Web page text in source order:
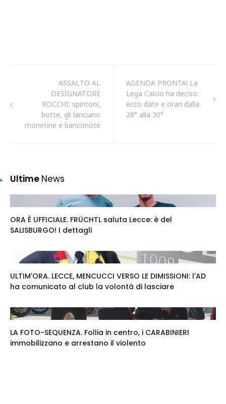
ASSALTO AL
DESIGNATORE
ROCCHI: spintoni,
botte, gli lanciano
monetine e banconote
AGENDA PRONTA! La
Lega Calcio ha deciso:
ecco date e orari dalla
28° alla 30°
Ultime News
ORA È UFFICIALE. FRÜCHTL saluta Lecce: è del
SALISBURGO! I dettagli
ULTIM'ORA. LECCE, MENCUCCI VERSO LE DIMISSIONI: l'AD
ha comunicato al club la volontà di lasciare
LA FOTO-SEQUENZA. Follia in centro, i CARABINIERI
immobilizzano e arrestano il violento